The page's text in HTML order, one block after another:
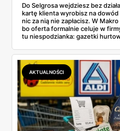
Do Selgrosa wejdziesz bez
kartę klienta wyrobisz na
nic za nią nie zapłacisz. W
bo oferta formalnie celuje w
tu niespodzianka: gazetki
zawsze wygrywa — ta sama
Makro ponad dwa razy więcej
promocji dyskontu.
AKTUALNOŚCI